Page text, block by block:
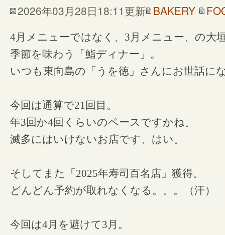
2026年03月28日18:11更新 BAKERY
4月メニューではなく、3月メニュー、の大
季節を味わう「鮨ディナー」。
いつも東向島の「うを徳」さんにお世話に
今回は通算で21回目。
年3回か4回くらいのペースですかね。
滅多にはいけないお店です、はい。
そしてまた「2025年寿司百名店」獲得。
どんどん予約が取れなくなる。。。（汗）
今回は4月を避けて3月。